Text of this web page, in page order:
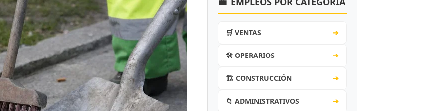
🛒 VENTAS ➔
🛠️ OPERARIOS ➔
🏗️ CONSTRUCCIÓN ➔
📁 ADMINISTRATIVOS ➔